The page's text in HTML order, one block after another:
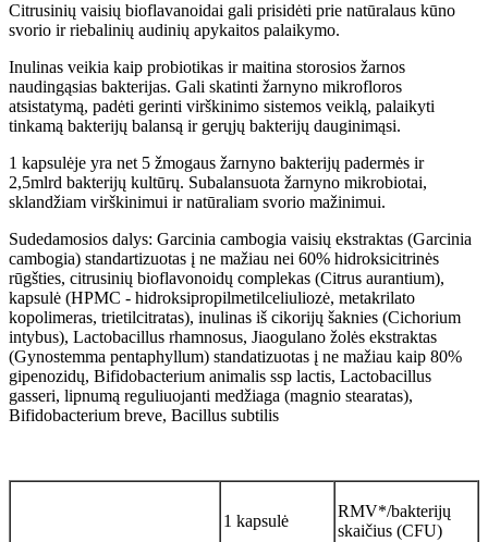
Citrusinių vaisių bioflavanoidai gali prisidėti prie natūralaus kūno
svorio ir riebalinių audinių apykaitos palaikymo.
Inulinas veikia kaip probiotikas ir maitina storosios žarnos
naudingąsias bakterijas. Gali skatinti žarnyno mikrofloros
atsistatymą, padėti gerinti virškinimo sistemos veiklą, palaikyti
tinkamą bakterijų balansą ir gerųjų bakterijų dauginimąsi.
1 kapsulėje yra net 5 žmogaus žarnyno bakterijų padermės ir
2,5mlrd bakterijų kultūrų. Subalansuota žarnyno mikrobiotai,
sklandžiam virškinimui ir natūraliam svorio mažinimui.
Sudedamosios dalys: Garcinia cambogia vaisių ekstraktas (Garcinia
cambogia) standartizuotas į ne mažiau nei 60% hidroksicitrinės
rūgšties, citrusinių bioflavonoidų complekas (Citrus aurantium),
kapsulė (HPMC - hidroksipropilmetilceliuliozė, metakrilato
kopolimeras, trietilcitratas), inulinas iš cikorijų šaknies (Cichorium
intybus), Lactobacillus rhamnosus, Jiaogulano žolės ekstraktas
(Gynostemma pentaphyllum) standatizuotas į ne mažiau kaip 80%
gipenozidų, Bifidobacterium animalis ssp lactis, Lactobacillus
gasseri, lipnumą reguliuojanti medžiaga (magnio stearatas),
Bifidobacterium breve, Bacillus subtilis
1 kapsulė
RMV*/bakterijų
skaičius (CFU)